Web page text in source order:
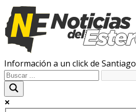
Información a un click de Santiago